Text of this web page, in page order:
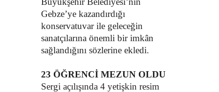
Gebze’ye kazandırdığı
konservatuvar ile geleceğin
sanatçılarına önemli bir imkân
sağlandığını sözlerine ekledi.
23 ÖĞRENCİ MEZUN OLDU
Sergi açılışında 4 yetişkin resim